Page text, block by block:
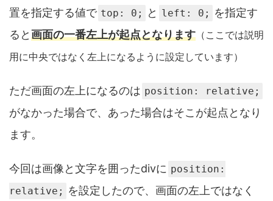
置を指定する値で top: 0; と left: 0;
を指定す
ると画面の一番左上が起点となります （ここでは説明
用に中央ではなく左上になるように設定しています）
ただ画面の左上になるのは position: relative;
がなかった場合で、あった場合はそこが起点となり
ます。
今回は画像と文字を囲ったdivに position:
relative;
を設定したので、画面の左上ではなく